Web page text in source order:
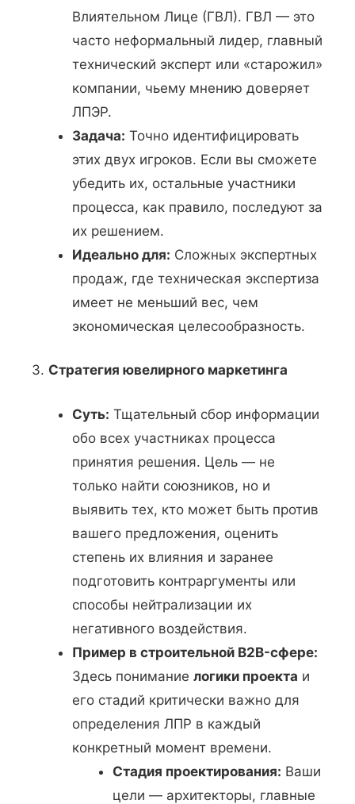
Влиятельном Лице (ГВЛ). ГВЛ — это
часто неформальный лидер, главный
технический эксперт или «старожил»
компании, чьему мнению доверяет
ЛПЭР.
Задача: Точно идентифицировать
этих двух игроков. Если вы сможете
убедить их, остальные участники
процесса, как правило, последуют за
их решением.
Идеально для: Сложных экспертных
продаж, где техническая экспертиза
имеет не меньший вес, чем
экономическая целесообразность.
3. Стратегия ювелирного маркетинга
Суть: Тщательный сбор информации
обо всех участниках процесса
принятия решения. Цель — не
только найти союзников, но и
выявить тех, кто может быть против
вашего предложения, оценить
степень их влияния и заранее
подготовить контраргументы или
способы нейтрализации их
негативного воздействия.
Пример в строительной B2B-сфере:
Здесь понимание логики проекта и
его стадий критически важно для
определения ЛПР в каждый
конкретный момент времени.
Стадия проектирования: Ваши
цели — архитекторы, главные